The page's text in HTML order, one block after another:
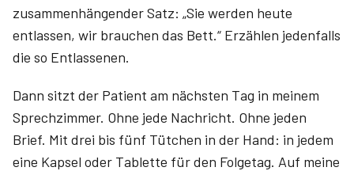
zusammenhängender Satz: „Sie werden heute
entlassen, wir brauchen das Bett.“ Erzählen jedenfalls
die so Entlassenen.
Dann sitzt der Patient am nächs­ten Tag in meinem
Sprechzimmer. Ohne jede Nachricht. Ohne jeden
Brief. Mit drei bis fünf Tütchen in der Hand: in jedem
eine Kapsel oder Tablette für den Folgetag. Auf meine